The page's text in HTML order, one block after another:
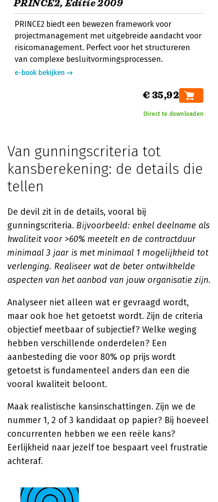
PRINCE2, Editie 2009
PRINCE2 biedt een bewezen framework voor
projectmanagement met uitgebreide aandacht voor
risicomanagement. Perfect voor het structureren
van complexe besluitvormingsprocessen.
e-book bekijken
€ 35,92
Direct te downloaden
Van gunningscriteria tot
kansberekening: de details die
tellen
De devil zit in de details, vooral bij
gunningscriteria. Bijvoorbeeld: enkel deelname als
kwaliteit voor >60% meetelt en de contractduur
minimaal 3 jaar is met minimaal 1 mogelijkheid tot
verlenging. Realiseer wat de beter ontwikkelde
aspecten van het aanbod van jouw organisatie zijn.
Analyseer niet alleen wat er gevraagd wordt,
maar ook hoe het getoetst wordt. Zijn de criteria
objectief meetbaar of subjectief? Welke weging
hebben verschillende onderdelen? Een
aanbesteding die voor 80% op prijs wordt
getoetst is fundamenteel anders dan een die
vooral kwaliteit beloont.
Maak realistische kansinschattingen. Zijn we de
nummer 1, 2 of 3 kandidaat op papier? Bij hoeveel
concurrenten hebben we een reële kans?
Eerlijkheid naar jezelf toe bespaart veel frustratie
achteraf.